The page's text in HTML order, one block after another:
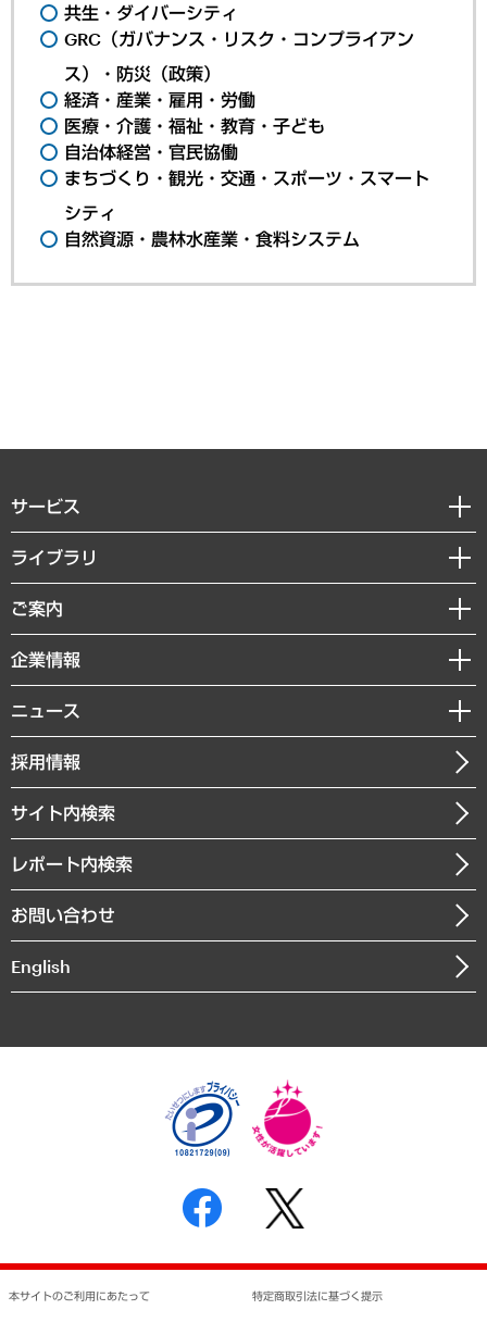
共生・ダイバーシティ
GRC（ガバナンス・リスク・コンプライアン
ス）・防災（政策）
経済・産業・雇用・労働
医療・介護・福祉・教育・子ども
自治体経営・官民協働
まちづくり・観光・交通・スポーツ・スマート
シティ
自然資源・農林水産業・食料システム
サービス
経営戦略
組織・人事戦略
デジタルイノベーション
共生・ダイバーシティ
GRC（ガバナンス・リスク・コンプライアンス）・防災（政策）
経済・産業・雇用・労働
まちづくり・観光・交通・スポーツ・スマートシティ
自然資源・農林水産業・食料システム
ライブラリ
経済調査
レポート
コラム
経営用語集
受託・受注実績（官公庁関連）
メディア掲載・出演
ご案内
セミナー・イベント情報
MUFGビジネスセミナー
受託案件情報
企業情報
私たちの想い
社長メッセージ
会社概要
沿革
組織図・本部部室紹介
インドネシア現地法人
個人情報保護方針
反社会的勢力に対する基本方針
書面による個人情報の開示等の請求の手続きについて
ニュース
ニュースリリース
お知らせ
採用情報
サイト内検索
レポート内検索
お問い合わせ
English
本サイトのご利用にあたって 特定商取引法に基づく提示